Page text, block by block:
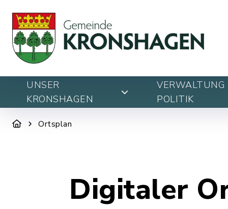
UNSER
KRONSHAGEN
VERWALTUNG
POLITIK
Ortsplan
Digitaler